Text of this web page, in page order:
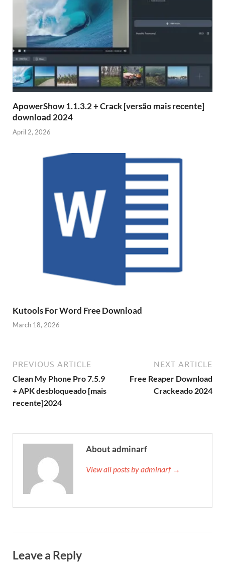
ApowerShow 1.1.3.2 + Crack [versão mais recente]
download 2024
April 2, 2026
Kutools For Word Free Download
March 18, 2026
PREVIOUS ARTICLE
Clean My Phone Pro 7.5.9
+ APK desbloqueado [mais
recente]2024
NEXT ARTICLE
Free Reaper Download
Crackeado 2024
About adminarf
View all posts by adminarf →
Leave a Reply